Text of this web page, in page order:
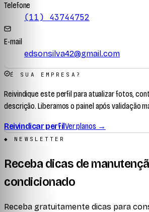
Telefone
(11) 43744752
E-mail
edsonsilva42@gmail.com
É SUA EMPRESA?
Reivindique este perfil para atualizar fotos,
descrição. Liberamos o painel após validação
Reivindicar perfilVer planos →
◆ NEWSLETTER
Receba dicas de
condicionado
Receba gratuitamente dicas para